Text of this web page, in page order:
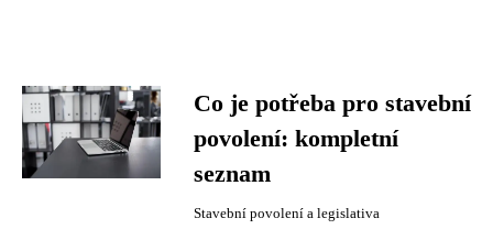
Co je potřeba pro stavební
povolení: kompletní
seznam
Stavební povolení a legislativa